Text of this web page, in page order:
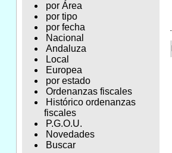
por Área
por tipo
por fecha
Nacional
Andaluza
Local
Europea
por estado
Ordenanzas fiscales
Histórico ordenanzas
fiscales
P.G.O.U.
Novedades
Buscar